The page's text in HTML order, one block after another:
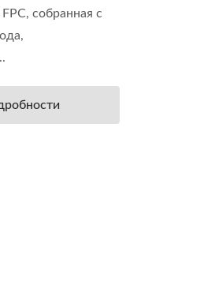
собранная с